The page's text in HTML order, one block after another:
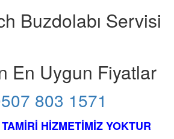
Buzdolabı Servisi
En Uygun Fiyatlar
803 1571
HİZMETİMİZ YOKTUR